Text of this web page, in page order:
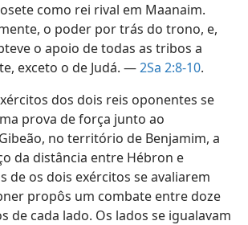
como rei rival em Maanaim.
o poder por trás do trono, e,
o apoio de todas as tribos a
exceto o de Judá. —2Sa 2:8-10.
dos dois reis oponentes se
prova de força junto ao
no território de Benjamim, a
da distância entre Hébron e
de os dois exércitos se avaliarem
propôs um combate entre doze
de cada lado. Os lados se igualavam